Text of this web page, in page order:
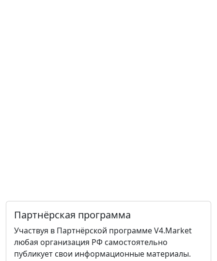
Партнёрская программа
Участвуя в Партнёрской программе V4.Market
любая организация РФ самостоятельно
публикует свои информационные материалы.